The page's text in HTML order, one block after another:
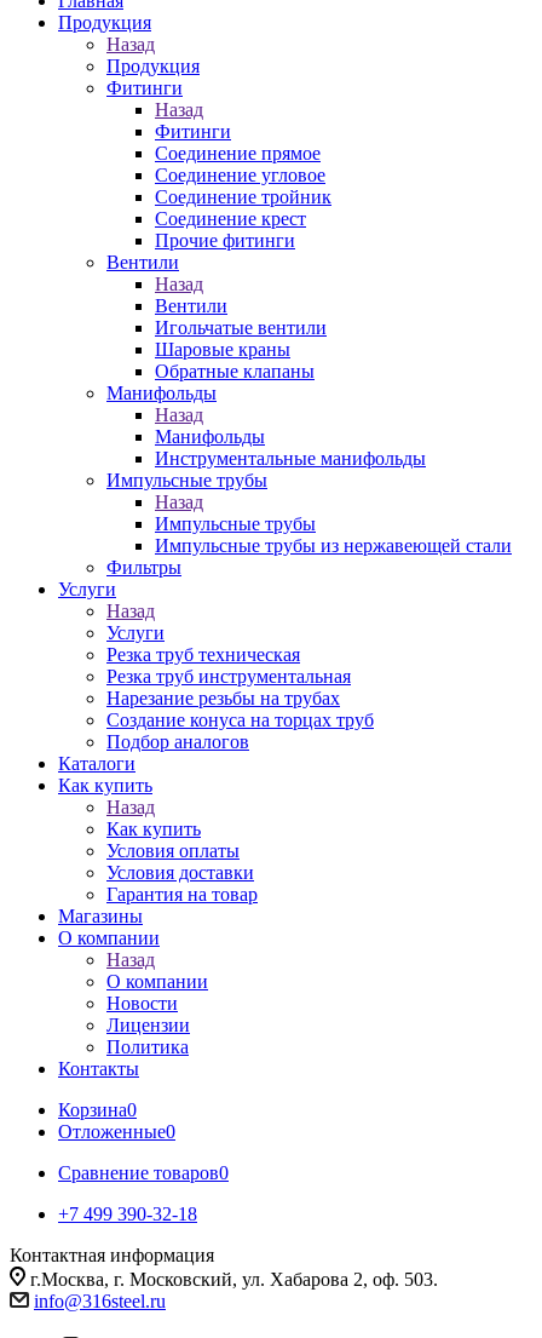
Продукция
Назад
Продукция
Фитинги
Назад
Фитинги
Соединение прямое
Соединение угловое
Соединение тройник
Соединение крест
Прочие фитинги
Вентили
Назад
Вентили
Игольчатые вентили
Шаровые краны
Обратные клапаны
Манифольды
Назад
Манифольды
Инструментальные манифольды
Импульсные трубы
Назад
Импульсные трубы
Импульсные трубы из нержавеющей стали
Фильтры
Услуги
Назад
Услуги
Резка труб техническая
Резка труб инструментальная
Нарезание резьбы на трубах
Создание конуса на торцах труб
Подбор аналогов
Каталоги
Как купить
Назад
Как купить
Условия оплаты
Условия доставки
Гарантия на товар
Магазины
О компании
Назад
О компании
Новости
Лицензии
Политика
Контакты
Корзина0
Отложенные0
Сравнение товаров0
+7 499 390-32-18
Контактная информация
г.Москва, г. Московский, ул. Хабарова 2, оф. 503.
info@316steel.ru